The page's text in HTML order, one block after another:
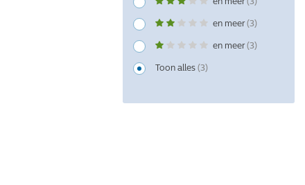
en meer (3)
en meer (3)
Toon alles (3)